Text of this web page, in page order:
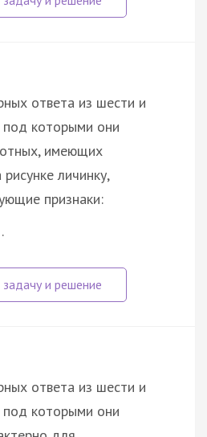
ответа из шести и
которыми они
имеющих
личинку,
признаки:
ответа из шести и
которыми они